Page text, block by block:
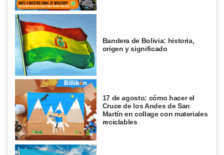
Bandera de Bolivia: historia,
origen y significado
17 de agosto: cómo hacer el
Cruce de los Andes de San
Martín en collage con materiales
reciclables